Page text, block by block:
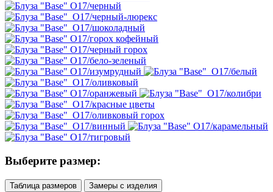
Выберите размер:
Таблица размеров Замеры с изделия